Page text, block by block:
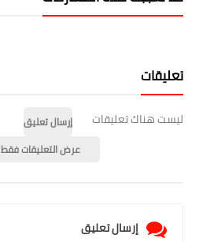
تعليقات
ليست هناك تعليقات
إرسال تعليق
عرض التعليقات فقط
إرسال تعليق